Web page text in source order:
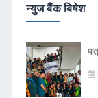
न्युज बैंक बिषेश